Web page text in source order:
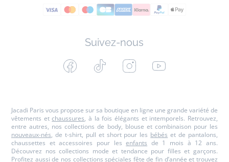
Suivez-nous
Facebook Tiktok InstagramYoutube
Jacadi Paris vous propose sur sa boutique en ligne une grande variété de
vêtements etchaussures, à la fois élégants et intemporels. Retrouvez,
entre autres, nos collections de body, blouse et combinaison pour les
nouveaux-nés, de t-shirt, pull et short pour les bébés et de pantalons,
chaussettes et accessoires pour lesenfants de 1 mois à 12 ans.
Découvrez nos collections mode et tendance pour filles et garçons.
Profitez aussi de nos collections spéciales fête de fin d’année et trouvez